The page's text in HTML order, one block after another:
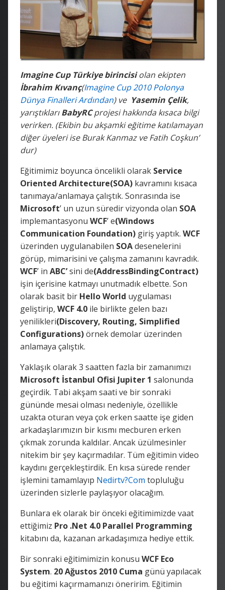
Imagine Cup Türkiye birincisiolan ekipten
İbrahim Kıvanç(Imagine Cup 2010 Polonya
Dünya Finalleri Ardından) ve Yasemin Çelik,
yarıştıklarıBabyRCprojesi hakkında kısaca bilgi
verirken. (Ekibin bu akşamki eğitime katılamayan
diğer üyeleri ise Burak Kanmaz ve Fatih Coşkun’
dur)
Eğitimimiz boyunca öncelikli olarak Service
Oriented Architecture(SOA) kavramını kısaca
tanımaya/anlamaya çalıştık. Sonrasında ise
Microsoft’ un uzun süredir vizyonda olan SOA
implemantasyonu WCF’ e(Windows
Communication Foundation) giriş yaptık. WCF
üzerinden uygulanabilen SOAdesenelerini
görüp, mimarisini ve çalışma zamanını kavradık.
WCF’ in ABC’sini de(AddressBindingContract)
işin içerisine katmayı unutmadık elbette. Son
olarak basit bir Hello World uygulaması
geliştirip, WCF 4.0 ile birlikte gelen bazı
yenilikleri(Discovery, Routing, Simplified
Configurations)örnek demolar üzerinden
anlamaya çalıştık.
Yaklaşık olarak 3 saatten fazla bir zamanımızı
Microsoft İstanbul Ofisi Jupiter 1 salonunda
geçirdik. Tabi akşam saati ve bir sonraki
gününde mesai olması nedeniyle, özellikle
uzakta oturan veya çok erken saatte işe giden
arkadaşlarımızın bir kısmı mecburen erken
çıkmak zorunda kaldılar. Ancak üzülmesinler
nitekim bir şey kaçırmadılar. Tüm eğitimin video
kaydını gerçekleştirdik. En kısa sürede render
işlemini tamamlayıp Nedirtv?Com topluluğu
üzerinden sizlerle paylaşıyor olacağım.
Bunlara ek olarak bir önceki eğitimimizde vaat
ettiğimiz Pro .Net 4.0 Parallel Programming
kitabını da, kazanan arkadaşımıza hediye ettik.
Bir sonraki eğitimimizin konusu WCF Eco
System. 20 Ağustos 2010 Cuma günü yapılacak
bu eğitimi kaçırmamanızı öneririm. Eğitimin